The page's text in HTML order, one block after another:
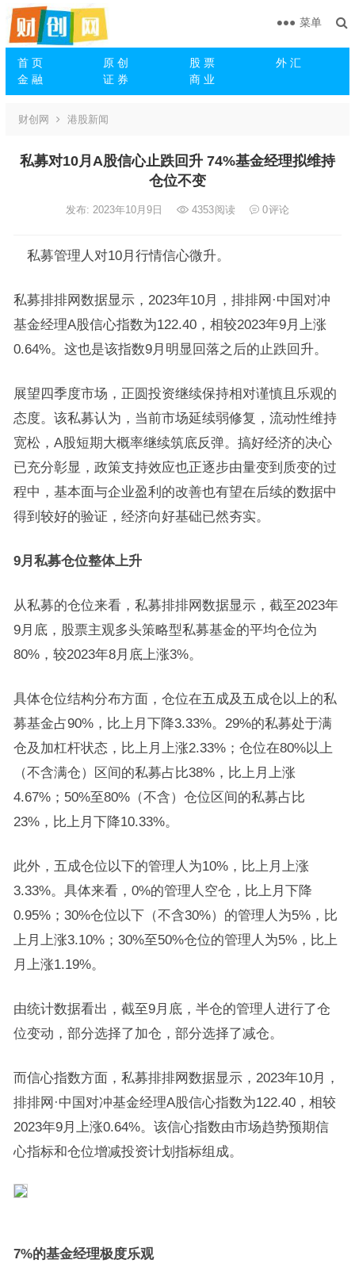
首 页 原 创 股 票
外 汇
金 融
证 券 商 业
菜单
财创网 港股新闻
私募对10月A股信心止跌回升 74%基金经理拟维持
仓位不变
发布: 2023年10月9日 4353阅读 0评论
私募管理人对10月行情信心微升。
私募排排网数据显示，2023年10月，排排网·中国对冲
基金经理A股信心指数为122.40，相较2023年9月上涨
0.64%。这也是该指数9月明显回落之后的止跌回升。
展望四季度市场，正圆投资继续保持相对谨慎且乐观的
态度。该私募认为，当前市场延续弱修复，流动性维持
宽松，A股短期大概率继续筑底反弹。搞好经济的决心
已充分彰显，政策支持效应也正逐步由量变到质变的过
程中，基本面与企业盈利的改善也有望在后续的数据中
得到较好的验证，经济向好基础已然夯实。
9月私募仓位整体上升
从私募的仓位来看，私募排排网数据显示，截至2023年
9月底，股票主观多头策略型私募基金的平均仓位为
80%，较2023年8月底上涨3%。
具体仓位结构分布方面，仓位在五成及五成仓以上的私
募基金占90%，比上月下降3.33%。29%的私募处于满
仓及加杠杆状态，比上月上涨2.33%；仓位在80%以上
（不含满仓）区间的私募占比38%，比上月上涨
4.67%；50%至80%（不含）仓位区间的私募占比
23%，比上月下降10.33%。
此外，五成仓位以下的管理人为10%，比上月上涨
3.33%。具体来看，0%的管理人空仓，比上月下降
0.95%；30%仓位以下（不含30%）的管理人为5%，比
上月上涨3.10%；30%至50%仓位的管理人为5%，比上
月上涨1.19%。
由统计数据看出，截至9月底，半仓的管理人进行了仓
位变动，部分选择了加仓，部分选择了减仓。
而信心指数方面，私募排排网数据显示，2023年10月，
排排网·中国对冲基金经理A股信心指数为122.40，相较
2023年9月上涨0.64%。该信心指数由市场趋势预期信
心指标和仓位增减投资计划指标组成。
7%的基金经理极度乐观